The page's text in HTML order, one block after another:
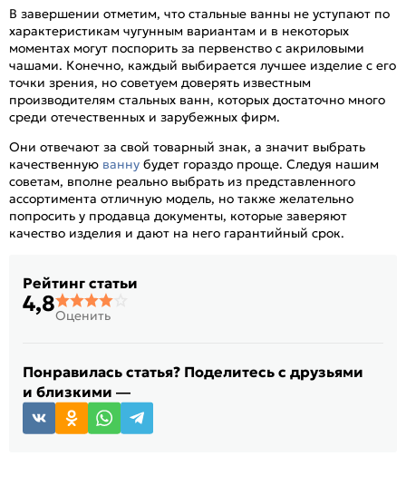
В завершении отметим, что стальные ванны не уступают по
характеристикам чугунным вариантам и в некоторых
моментах могут поспорить за первенство с акриловыми
чашами. Конечно, каждый выбирается лучшее изделие с его
точки зрения, но советуем доверять известным
производителям стальных ванн, которых достаточно много
среди отечественных и зарубежных фирм.
Они отвечают за свой товарный знак, а значит выбрать
качественную ванну будет гораздо проще. Следуя нашим
советам, вполне реально выбрать из представленного
ассортимента отличную модель, но также желательно
попросить у продавца документы, которые заверяют
качество изделия и дают на него гарантийный срок.
Рейтинг статьи
4,8Оценить
Понравилась статья? Поделитесь с друзьями
и близкими —